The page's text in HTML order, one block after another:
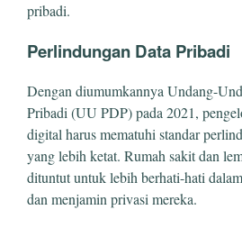
pribadi.
Perlindungan Data Pribadi
Dengan diumumkannya Undang-
Pribadi (UU PDP) pada 2021,
digital harus mematuhi standar
yang lebih ketat. Rumah sakit dan
dituntut untuk lebih berhati-hati
dan menjamin privasi mereka.